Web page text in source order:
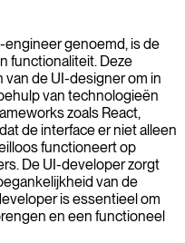
engineer genoemd, is de
functionaliteit. Deze
de UI-designer om in
van technologieën
zoals React,
de interface er niet alleen
functioneert op
De UI-developer zorgt
van de
is essentieel om
en een functioneel